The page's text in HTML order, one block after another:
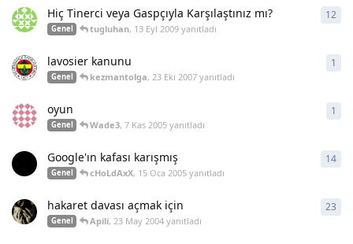
Hiç Tinerci veya Gaspçıyla Karşılaştınız mı?
Genel tugluhan, 13 Eyl 2009 yanıtladı
12
lavosier kanunu
Genel kezmantolga,23 Eki 2007 yanıtladı
1
oyun
Genel Wade3,7 Kas 2005 yanıtladı
1
Google'ın kafası karışmış
Genel cHoLdAxX, 15 Oca 2005 yanıtladı
14
hakaret davası açmak için
Genel Apili,23 May 2004 yanıtladı
23